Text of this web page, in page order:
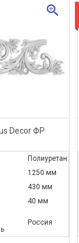
Decor ФР
Полиуретан
1250 мм
430 мм
40 мм
Россия
zoom_in